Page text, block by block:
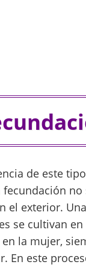
de este
el exterior.
se cultivan
la mujer,
En este